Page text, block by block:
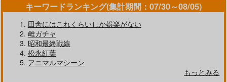
キーワードランキング(集計期間：07/30～08/05)
田舎にはこれくらいしか娯楽がない
雌ガチャ
昭和最終戦線
松永紅葉
アニマルマシーン
もっとみる